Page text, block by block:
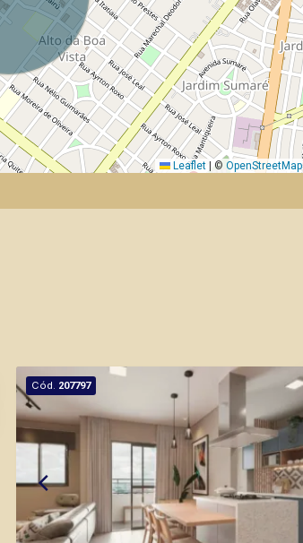
Leaflet © OpenStreetMap
Cód. 207797